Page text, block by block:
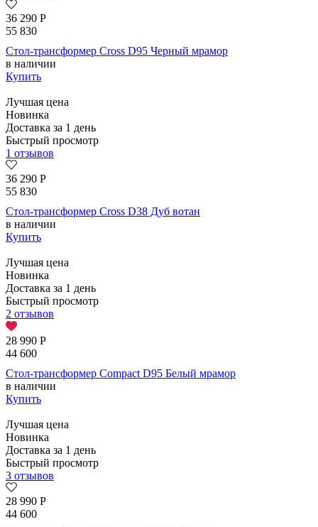
36 290 Р
55 830
Стол-трансформер Cross D95 Черный мрамор
в наличии
Купить
Лучшая цена
Новинка
Доставка за 1 день
Быстрый просмотр
1 отзывов
36 290 Р
55 830
Стол-трансформер Cross D38 Дуб вотан
в наличии
Купить
Лучшая цена
Новинка
Доставка за 1 день
Быстрый просмотр
2 отзывов
28 990 Р
44 600
Стол-трансформер Compact D95 Белый мрамор
в наличии
Купить
Лучшая цена
Новинка
Доставка за 1 день
Быстрый просмотр
3 отзывов
28 990 Р
44 600